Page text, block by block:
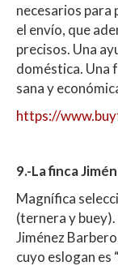
necesarios para
el envío, que
precisos. Una
doméstica. Una
sana y
https://
9.-La finca
Magnífica
(ternera y buey).
Jiménez
cuyo eslogan es